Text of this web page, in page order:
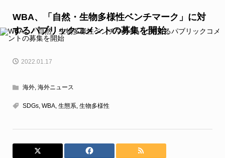
WBA、「自然・生物多様性ベンチマーク」に対
するパブリックコメントの募集を開始
2022.01.17
海外, 海外ニュース
SDGs, WBA, 生態系, 生物多様性